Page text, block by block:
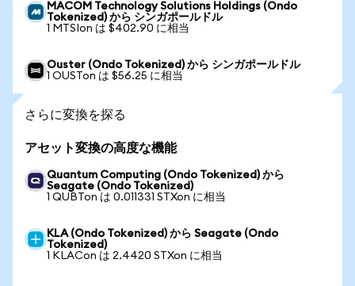
MACOM Technology Solutions Holdings (Ondo
Tokenized) から シンガポールドル
1 MTSIon は $402.90 に相当
Ouster (Ondo Tokenized) から シンガポールドル
1 OUSTon は $56.25 に相当
さらに変換を探る
アセット変換の高度な機能
Quantum Computing (Ondo Tokenized) から
Seagate (Ondo Tokenized)
1 QUBTon は 0.011331 STXon に相当
KLA (Ondo Tokenized) から Seagate (Ondo
Tokenized)
1 KLACon は 2.4420 STXon に相当